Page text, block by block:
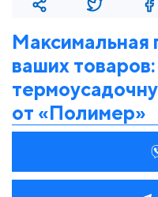
Максимальная
ваших
от «Полимер»